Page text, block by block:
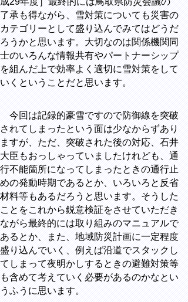
了承も得ながら、雪対策についても災害の
カテゴリーとして盛り込んでみてはどうだ
ろうかと思います。大切なのは関係機関同
士のいろんな情報共有やパートナーシップ
を組んだ上で効率よく適切に雪対策をして
いくということだと思います。
今回は記録的豪雪ですので防御線を突破
されてしまったという面は少なからずあり
ますが、ただ、突破された後の対応、石井
大臣もおっしゃっていましたけれども、通
行不能箇所になってしまったときの通行止
めの発動時期であるとか、いろいろと反省
材料等もあるだろうと思います。そうした
ことをこれから鋭意検証をさせていただき
ながら最終的には取り組みのマニュアルで
あるとか、また、地域防災計画に一定程度
盛り込んでいく、例えば沿道でスタックし
てしまって夜明かしするときの避難対策等
も含めて考えていく必要があるのかなとい
うふうに思います。